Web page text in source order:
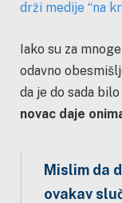
drži medije “na
Iako su za
odavno
da je do sada
novac daje
Mislim da
ovakav